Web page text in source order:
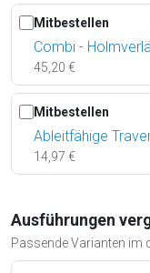
Mitbestellen
Combi -
45,20 €
Mitbestellen
Ableitfähige
14,97 €
Ausführungen
Passende Varianten im